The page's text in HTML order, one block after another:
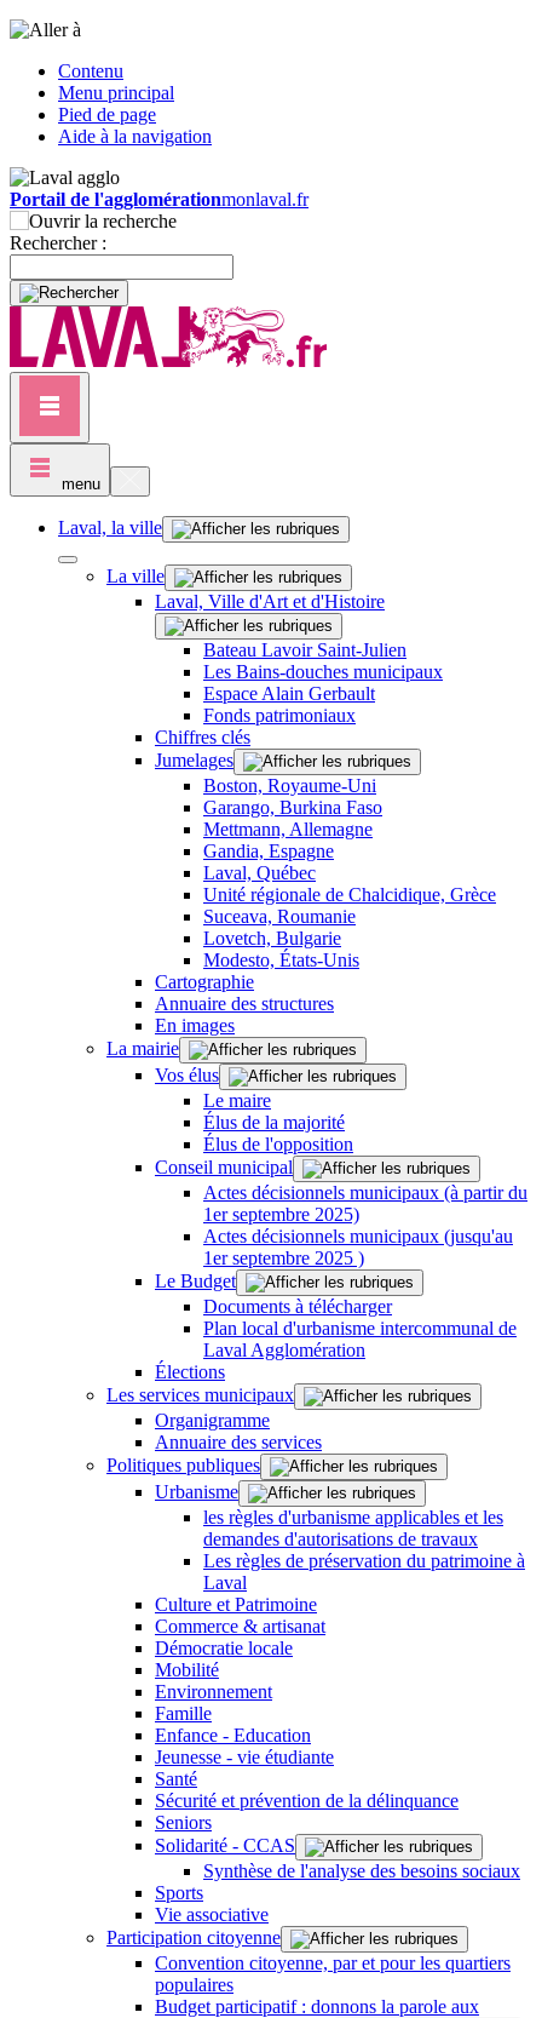
Contenu
Menu principal
Pied de page
Aide à la navigation
Portail de l'agglomérationmonlaval.fr
Rechercher :
menu
Laval, la ville
La ville
Laval, Ville d'Art et d'Histoire
Bateau Lavoir Saint-Julien
Les Bains-douches municipaux
Espace Alain Gerbault
Fonds patrimoniaux
Chiffres clés
Jumelages
Boston, Royaume-Uni
Garango, Burkina Faso
Mettmann, Allemagne
Gandia, Espagne
Laval, Québec
Unité régionale de Chalcidique, Grèce
Suceava, Roumanie
Lovetch, Bulgarie
Modesto, États-Unis
Cartographie
Annuaire des structures
En images
La mairie
Vos élus
Le maire
Élus de la majorité
Élus de l'opposition
Conseil municipal
Actes décisionnels municipaux (à partir du
1er septembre 2025)
Actes décisionnels municipaux (jusqu'au
1er septembre 2025 )
Le Budget
Documents à télécharger
Plan local d'urbanisme intercommunal de
Laval Agglomération
Élections
Les services municipaux
Organigramme
Annuaire des services
Politiques publiques
Urbanisme
les règles d'urbanisme applicables et les
demandes d'autorisations de travaux
Les règles de préservation du patrimoine à
Laval
Culture et Patrimoine
Commerce & artisanat
Démocratie locale
Mobilité
Environnement
Famille
Enfance - Education
Jeunesse - vie étudiante
Santé
Sécurité et prévention de la délinquance
Seniors
Solidarité - CCAS
Synthèse de l'analyse des besoins sociaux
Sports
Vie associative
Participation citoyenne
Convention citoyenne, par et pour les quartiers
populaires
Budget participatif : donnons la parole aux